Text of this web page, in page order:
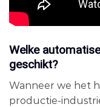
Welke
geschikt?
Wanneer we het
productie-